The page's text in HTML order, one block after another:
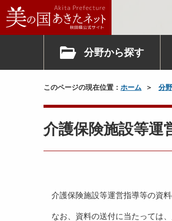
分野から探す
このページの現在位置： ホーム 分
介護保険施設等運
介護保険施設等運営指導等の資料
なお、資料の送付に当たっては